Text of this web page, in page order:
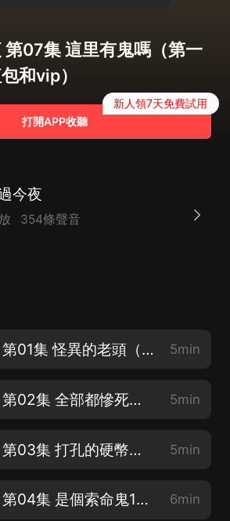
第07集 這里有鬼嗎（第一
和vip）
打開APP收聽
新人領7天免費試用
今夜
354條聲音
你活不過今夜 第01集 怪異的老頭（第一集留言可領紅包和vip） 5min
你活不過今夜 第02集 全部都慘死（第一集留言可領紅包和vip） 5min
你活不過今夜 第03集 打孔的硬幣（第一集留言可領紅包和vip） 5min
你活不過今夜 第04集 是個索命鬼1（第一集留言可領紅包和vip） 6min